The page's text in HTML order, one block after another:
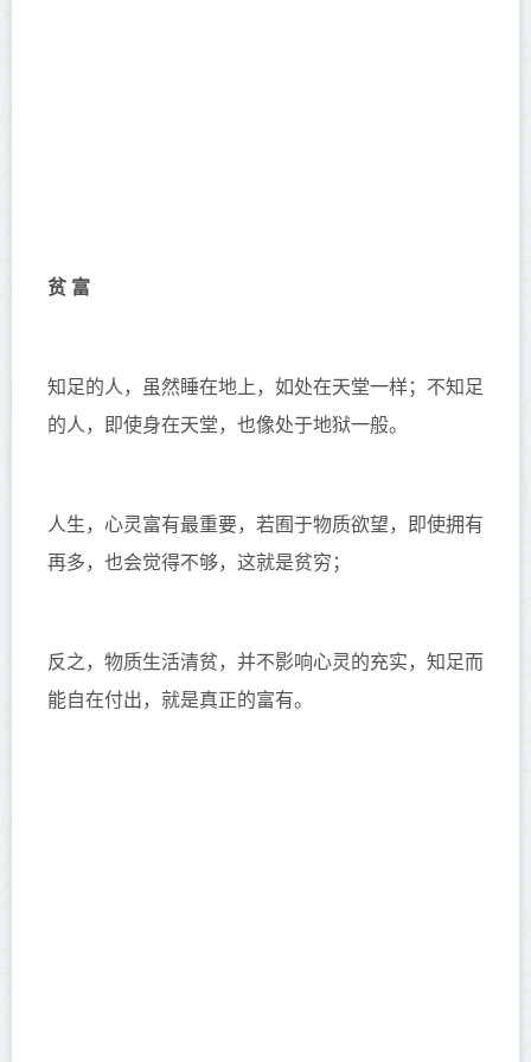
贫 富
知足的人，虽然睡在地上，如处在天堂一样；不知足
的人，即使身在天堂，也像处于地狱一般。
人生，心灵富有最重要，若囿于物质欲望，即使拥有
再多，也会觉得不够，这就是贫穷；
反之，物质生活清贫，并不影响心灵的充实，知足而
能自在付出，就是真正的富有。